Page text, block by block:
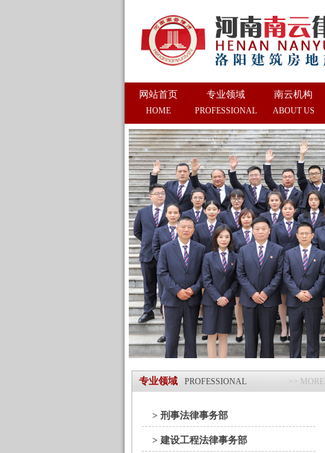
网站首页
HOME
专业领域
PROFESSIONAL
南云机构
ABOUT US
专业领域 PROFESSIONAL >> MORE
> 刑事法律事务部
> 建设工程法律事务部